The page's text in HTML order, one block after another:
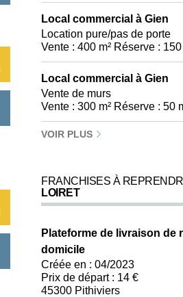
Local commercial à Gien
Location pure/pas de porte
Vente : 400 m² Réserve : 150
Local commercial à Gien
Vente de murs
Vente : 300 m² Réserve : 50
VOIR PLUS
FRANCHISES À
LOIRET
Plateforme de livraison de
domicile
Créée en : 04/2023
Prix de départ : 14 €
45300 Pithiviers